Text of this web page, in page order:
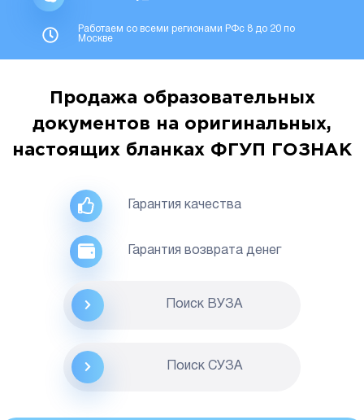
Работаем со всеми регионами РФс 8 до 20 по
Москве
Продажа образовательных
документов на оригинальных,
настоящих бланках ФГУП ГОЗНАК
Гарантия качества
Гарантия возврата денег
Поиск ВУЗА
Поиск CУЗА